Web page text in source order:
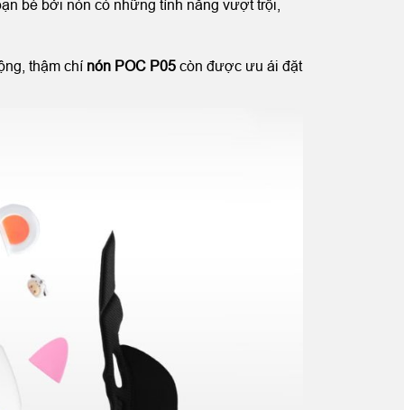
bè bởi nón có những tính năng vượt trội,
thậm chí nón POC P05 còn được ưu ái đặt